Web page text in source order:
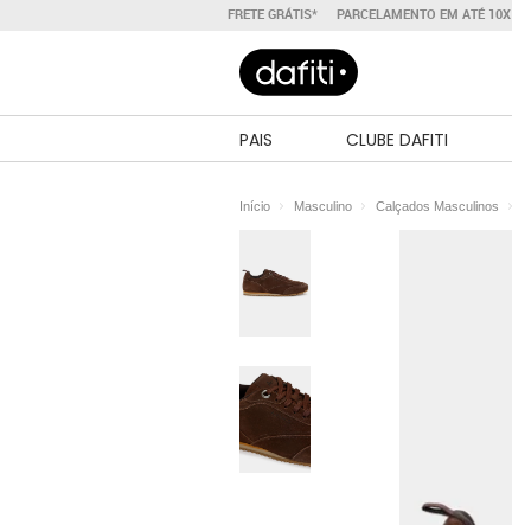
FRETE GRÁTIS* PARCELAMENTO EM ATÉ 10X
PAIS CLUBE DAFITI
Início Masculino Calçados Masculinos